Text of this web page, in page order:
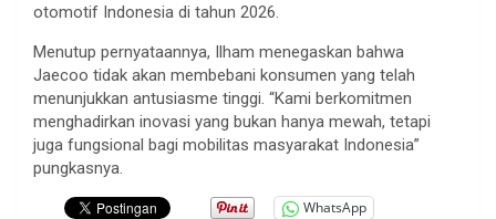
otomotif Indonesia di tahun 2026.
Menutup pernyataannya, Ilham menegaskan bahwa
Jaecoo tidak akan membebani konsumen yang telah
menunjukkan antusiasme tinggi. “Kami berkomitmen
menghadirkan inovasi yang bukan hanya mewah, tetapi
juga fungsional bagi mobilitas masyarakat Indonesia”
pungkasnya.
WhatsApp